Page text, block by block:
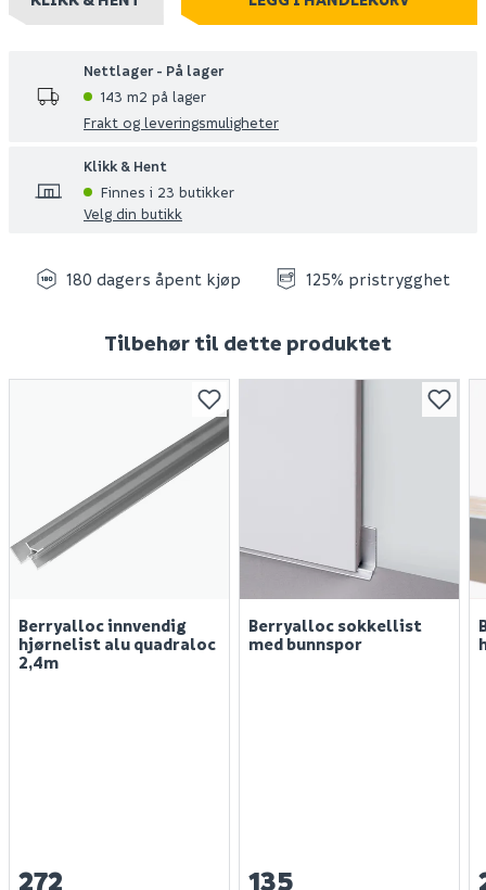
Nettlager - På lager
143 m2 på lager
Frakt og leveringsmuligheter
Klikk & Hent
Finnes i 23 butikker
Velg din butikk
180 dagers åpent kjøp 125% pristrygghet
Tilbehør til dette produktet
Berryalloc innvendig
hjørnelist alu quadraloc
2,4m
272
Berryalloc sokkellist
med bunnspor
135